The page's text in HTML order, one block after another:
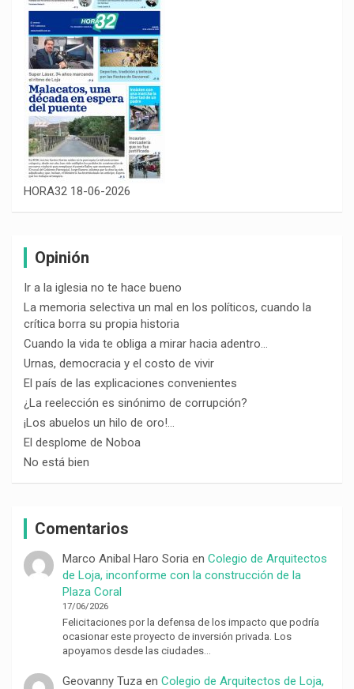
HORA32 18-06-2026
Opinión
Ir a la iglesia no te hace bueno
La memoria selectiva un mal en los políticos, cuando la
crítica borra su propia historia
Cuando la vida te obliga a mirar hacia adentro…
Urnas, democracia y el costo de vivir
El país de las explicaciones convenientes
¿La reelección es sinónimo de corrupción?
¡Los abuelos un hilo de oro!…
El desplome de Noboa
No está bien
Comentarios
Marco Anibal Haro Soriaen Colegio de Arquitectos
de Loja, inconforme con la construcción de la
Plaza Coral
17/06/2026
Felicitaciones por la defensa de los impacto que podría
ocasionar este proyecto de inversión privada. Los
apoyamos desde las ciudades…
Geovanny Tuzaen Colegio de Arquitectos de Loja,